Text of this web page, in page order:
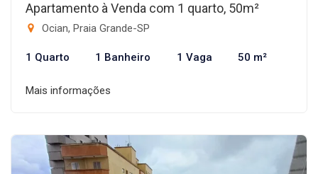
Apartamento à Venda com 1 quarto, 50m²
Ocian, Praia Grande-SP
1 Quarto 1 Banheiro 1 Vaga 50 m²
Mais informações